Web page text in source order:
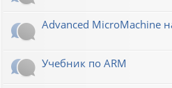
Advanced MicroMachine
Учебник по ARM